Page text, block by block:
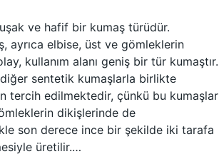
ve hafif bir kumaş türüdür.
ayrıca elbise, üst ve gömleklerin
kullanım alanı geniş bir tür kumaştır.
sentetik kumaşlarla birlikte
tercih edilmektedir, çünkü bu kumaşlar
dikişlerinde de
son derece ince bir şekilde iki tarafa
üretilir.…